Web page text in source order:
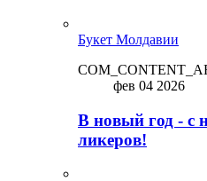
Букет Молдавии
фев 04 2026
В новый год - с
ликepoв!